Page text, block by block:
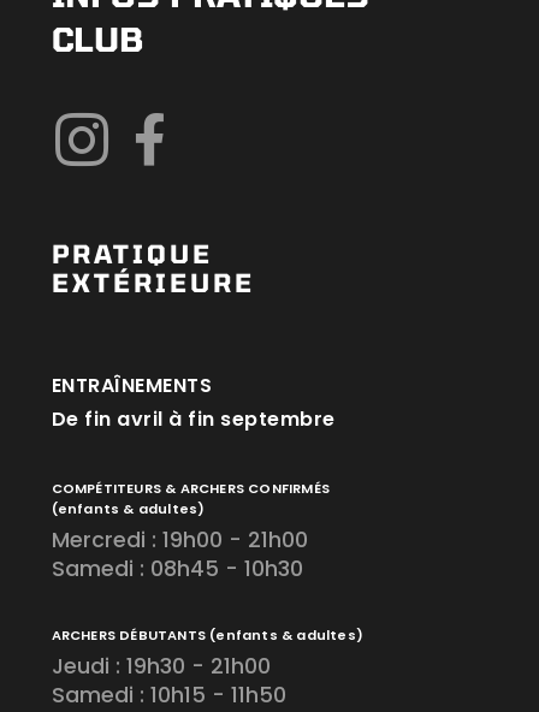
CLUB
PRATIQUE
EXTÉRIEURE
ENTRAÎNEMENTS
De fin avril à fin septembre
COMPÉTITEURS & ARCHERS CONFIRMÉS
(enfants & adultes)
Mercredi : 19h00 - 21h00
Samedi : 08h45 - 10h30
ARCHERS DÉBUTANTS (enfants & adultes)
Jeudi : 19h30 - 21h00
Samedi : 10h15 - 11h50